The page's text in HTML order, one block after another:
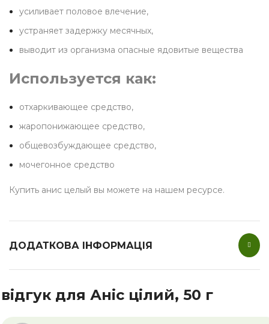
усиливает половое влечение,
устраняет задержку месячных,
выводит из организма опасные ядовитые вещества
Используется как:
отхаркивающее средство,
жаропонижающее средство,
общевозбуждающее средство,
мочегонное средство
Купить анис целый вы можете на нашем ресурсе.
ДОДАТКОВА ІНФОРМАЦІЯ
відгук для Аніс цілий, 50 г